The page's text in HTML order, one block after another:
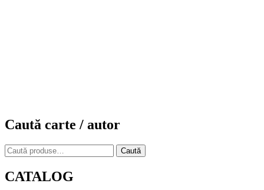
Caută carte / autor
Caută
după:
Caută
CATALOG